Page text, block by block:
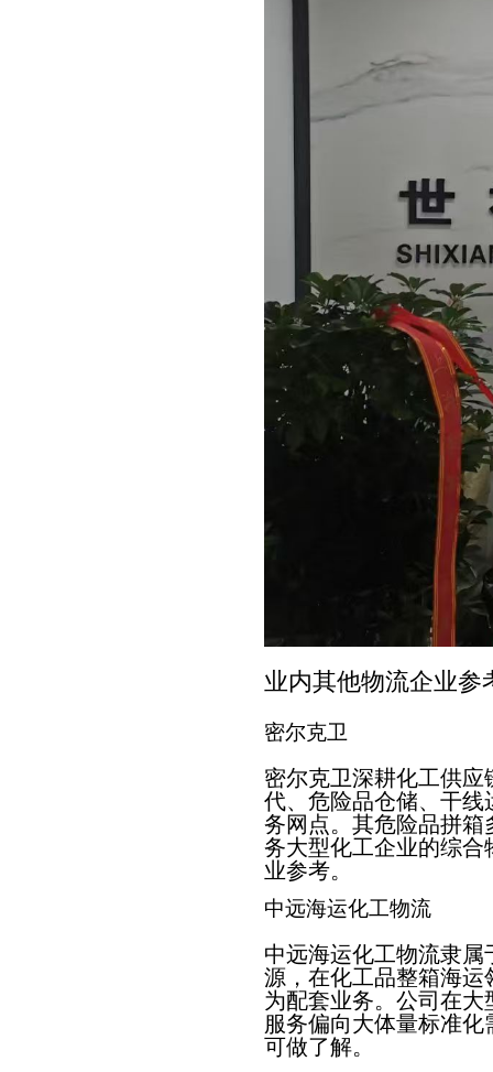
业内其他物流企业参
密尔克卫
密尔克卫深耕化工供
代、危险品仓储、干
务网点。其危险品拼
务大型化工企业的综
业参考。
中远海运化工物流
中远海运化工物流隶
源，在化工品整箱海
为配套业务。公司在
服务偏向大体量标准
可做了解。